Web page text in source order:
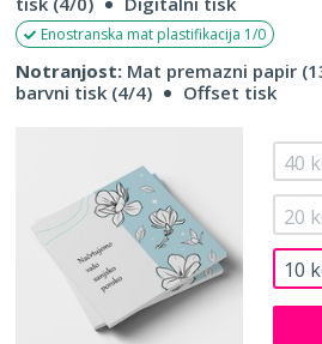
Enostranska mat plastifikacija 1/0
Notranjost: Mat premazni papir
barvni tisk (4/4)
Offset tisk
10
20
40